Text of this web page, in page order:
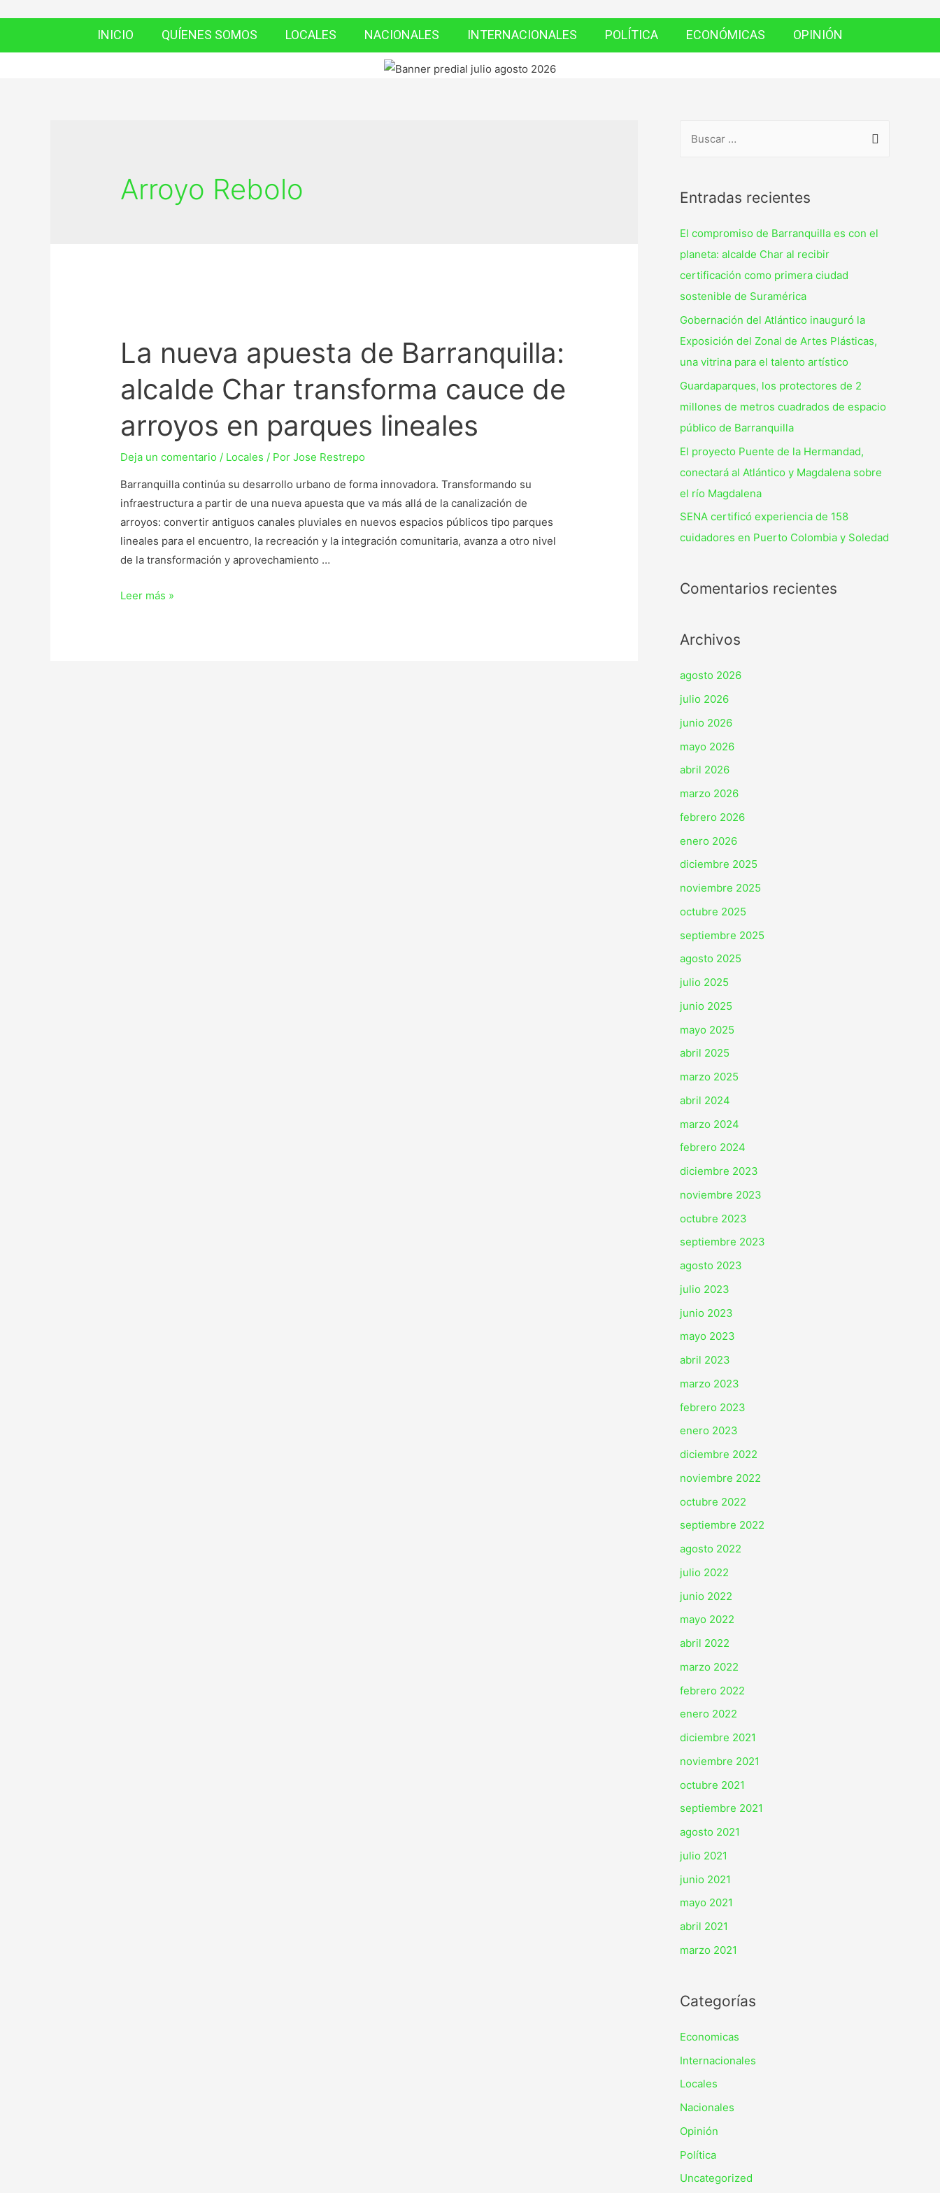
INICIO QUÍENES SOMOS LOCALES NACIONALES INTERNACIONALES POLÍTICA ECONÓMICAS OPINIÓN
Arroyo Rebolo
La nueva apuesta de Barranquilla:
alcalde Char transforma cauce de
arroyos en parques lineales
Deja un comentario / Locales / PorJose Restrepo
Barranquilla continúa su desarrollo urbano de forma innovadora. Transformando su
infraestructura a partir de una nueva apuesta que va más allá de la canalización de
arroyos: convertir antiguos canales pluviales en nuevos espacios públicos tipo parques
lineales para el encuentro, la recreación y la integración comunitaria, avanza a otro nivel
de la transformación y aprovechamiento …
Leer más »
Entradas recientes
El compromiso de Barranquilla es con el
planeta: alcalde Char al recibir
certificación como primera ciudad
sostenible de Suramérica
Gobernación del Atlántico inauguró la
Exposición del Zonal de Artes Plásticas,
una vitrina para el talento artístico
Guardaparques, los protectores de 2
millones de metros cuadrados de espacio
público de Barranquilla
El proyecto Puente de la Hermandad,
conectará al Atlántico y Magdalena sobre
el río Magdalena
SENA certificó experiencia de 158
cuidadores en Puerto Colombia y Soledad
Comentarios recientes
Archivos
agosto 2026
julio 2026
junio 2026
mayo 2026
abril 2026
marzo 2026
febrero 2026
enero 2026
diciembre 2025
noviembre 2025
octubre 2025
septiembre 2025
agosto 2025
julio 2025
junio 2025
mayo 2025
abril 2025
marzo 2025
abril 2024
marzo 2024
febrero 2024
diciembre 2023
noviembre 2023
octubre 2023
septiembre 2023
agosto 2023
julio 2023
junio 2023
mayo 2023
abril 2023
marzo 2023
febrero 2023
enero 2023
diciembre 2022
noviembre 2022
octubre 2022
septiembre 2022
agosto 2022
julio 2022
junio 2022
mayo 2022
abril 2022
marzo 2022
febrero 2022
enero 2022
diciembre 2021
noviembre 2021
octubre 2021
septiembre 2021
agosto 2021
julio 2021
junio 2021
mayo 2021
abril 2021
marzo 2021
Categorías
Economicas
Internacionales
Locales
Nacionales
Opinión
Política
Uncategorized